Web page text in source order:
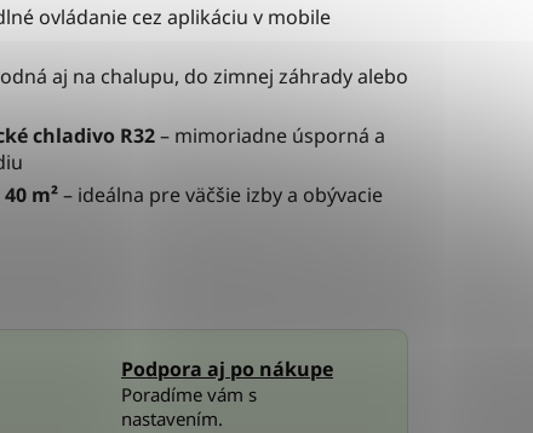
ovládanie cez aplikáciu v mobile
aj na chalupu, do zimnej záhrady alebo
chladivo R32– mimoriadne úsporná a
m²– ideálna pre väčšie izby a obývacie
Podpora aj po nákupe
Poradíme vám s
nastavením.